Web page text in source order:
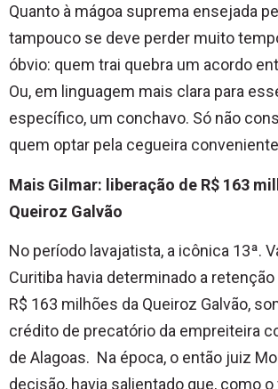
Quanto à mágoa suprema ensejada
tampouco se deve perder muito
óbvio: quem trai quebra um acordo
Ou, em linguagem mais clara para
específico, um conchavo. Só não
quem optar pela cegueira
Mais Gilmar: liberação de R$ 163
Queiroz Galvão
No período lavajatista, a icônica 13ª.
Curitiba havia determinado a
R$ 163 milhões da Queiroz Galvão,
crédito de precatório da empreiteira
de Alagoas. Na época, o então juiz
decisão, havia salientado que, como o